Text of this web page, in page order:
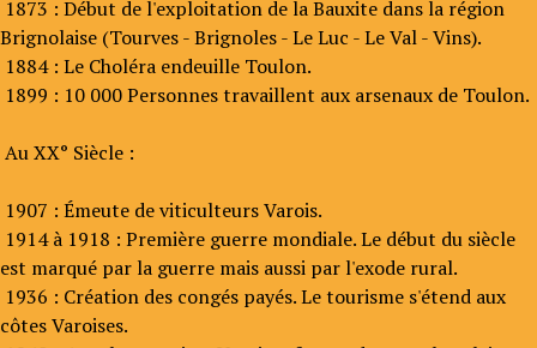
1873 : Début de l'exploitation de la Bauxite dans la région
Brignolaise (Tourves - Brignoles - Le Luc - Le Val - Vins).
1884 : Le Choléra endeuille Toulon.
1899 : 10 000 Personnes travaillent aux arsenaux de Toulon.
Au XX° Siècle :
1907 : Émeute de viticulteurs Varois.
1914 à 1918 : Première guerre mondiale. Le début du siècle
est marqué par la guerre mais aussi par l'exode rural.
1936 : Création des congés payés. Le tourisme s'étend aux
côtes Varoises.